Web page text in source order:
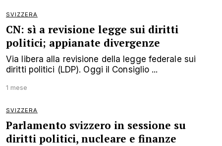
SVIZZERA
CN: sì a revisione legge sui diritti
politici; appianate divergenze
Via libera alla revisione della legge federale sui
diritti politici (LDP). Oggi il Consiglio ...
1 mese
SVIZZERA
Parlamento svizzero in sessione su
diritti politici, nucleare e finanze